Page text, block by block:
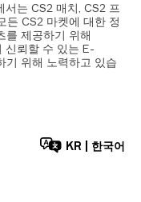
는 CS2 매치, CS2 프
든 CS2 마켓에 대한 정
를 제공하기 위해
신뢰할 수 있는 E-
위해 노력하고 있습
KR 한국어